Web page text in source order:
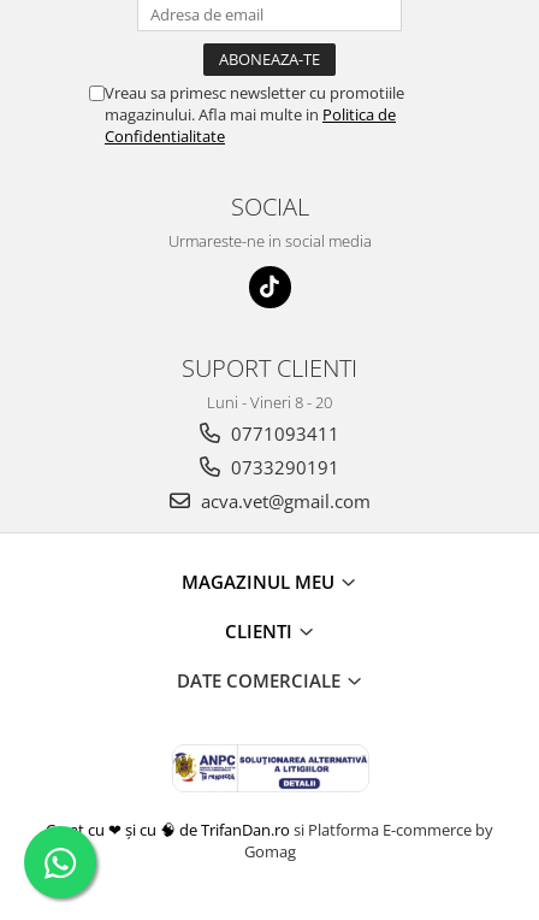
Vreau sa primesc newsletter cu promotiile
magazinului. Afla mai multe in Politica de
Confidentialitate
SOCIAL
Urmareste-ne in social media
SUPORT CLIENTI
Luni - Vineri 8 - 20
0771093411
0733290191
acva.vet@gmail.com
MAGAZINUL MEU
CLIENTI
DATE COMERCIALE
Creat cu ❤ și cu 🧠 de TrifanDan.ro si Platforma E-commerce by
Gomag